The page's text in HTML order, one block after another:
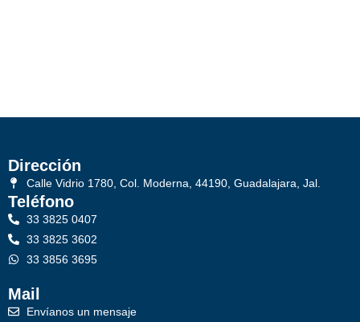
Dirección
Calle Vidrio 1780, Col. Moderna, 44190, Guadalajara, Jal.
Teléfono
33 3825 0407
33 3825 3602
33 3856 3695
Mail
Envíanos un mensaje